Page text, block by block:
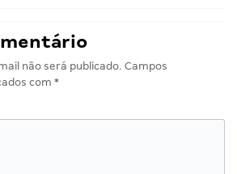
não será publicado. Campos
com *